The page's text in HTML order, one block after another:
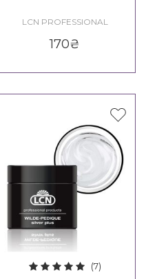
LCN PROFESSIONAL
170₴
(7)